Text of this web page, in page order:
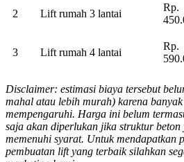
2 Lift rumah 3 lantai
Rp.
3 Lift rumah 4 lantai
Rp.
Disclaimer: estimasi biaya tersebut
mahal atau lebih murah) karena
mempengaruhi. Harga ini belum
saja akan diperlukan jika struktur
memenuhi syarat. Untuk mendapatkan
pembuatan lift yang terbaik silahkan